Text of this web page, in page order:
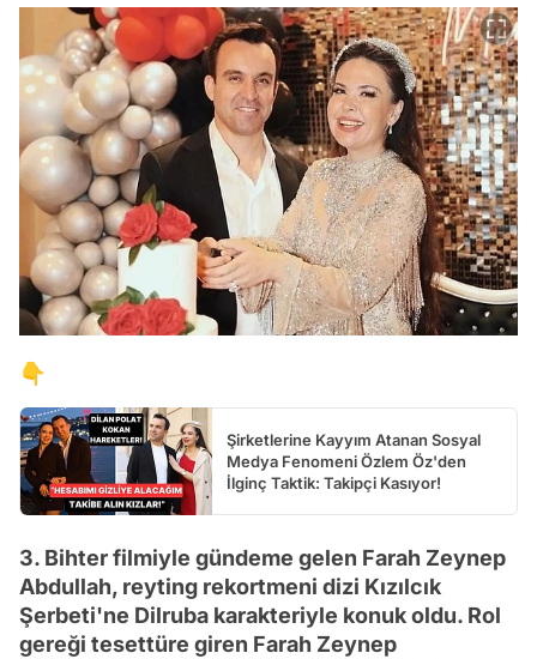
👇
Şirketlerine Kayyım Atanan Sosyal
Medya Fenomeni Özlem Öz'den
İlginç Taktik: Takipçi Kasıyor!
3. Bihter filmiyle gündeme gelen Farah Zeynep
Abdullah, reyting rekortmeni dizi Kızılcık
Şerbeti'ne Dilruba karakteriyle konuk oldu. Rol
gereği tesettüre giren Farah Zeynep